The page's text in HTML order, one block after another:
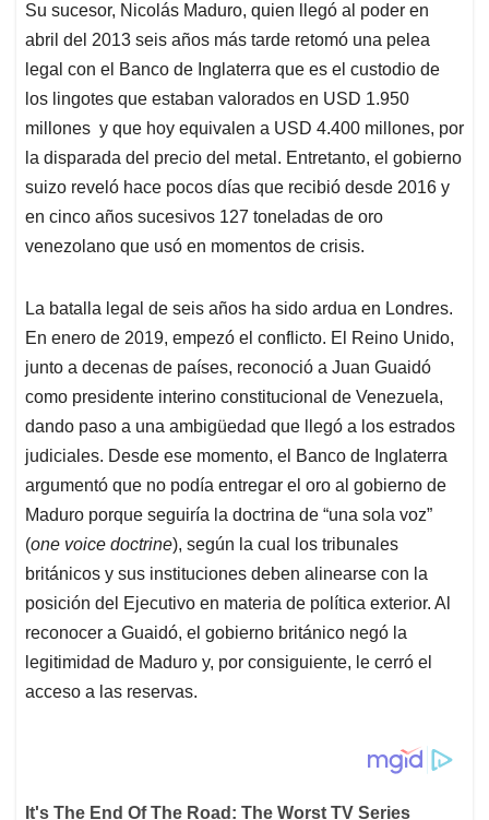
Su sucesor, Nicolás Maduro, quien llegó al poder en
abril del 2013 seis años más tarde retomó una pelea
legal con el Banco de Inglaterra que es el custodio de
los lingotes que estaban valorados en USD 1.950
millones y que hoy equivalen a USD 4.400 millones, por
la disparada del precio del metal. Entretanto, el gobierno
suizo reveló hace pocos días que recibió desde 2016 y
en cinco años sucesivos 127 toneladas de oro
venezolano que usó en momentos de crisis.
La batalla legal de seis años ha sido ardua en Londres.
En enero de 2019, empezó el conflicto. El Reino Unido,
junto a decenas de países, reconoció a Juan Guaidó
como presidente interino constitucional de Venezuela,
dando paso a una ambigüedad que llegó a los estrados
judiciales. Desde ese momento, el Banco de Inglaterra
argumentó que no podía entregar el oro al gobierno de
Maduro porque seguiría la doctrina de “una sola voz”
(one voice doctrine), según la cual los tribunales
británicos y sus instituciones deben alinearse con la
posición del Ejecutivo en materia de política exterior. Al
reconocer a Guaidó, el gobierno británico negó la
legitimidad de Maduro y, por consiguiente, le cerró el
acceso a las reservas.